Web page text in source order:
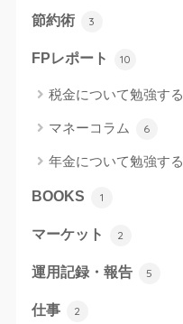
節約術 3
FPレポート 10
税金について勉強する
マネーコラム 6
年金について勉強する
BOOKS 1
マーケット 2
運用記録・報告 5
仕事 2